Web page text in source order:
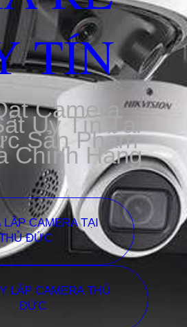
TÍN
Camera
Uy Tín Tại
Sản Phẩm
Chính Hãng
CAMERA TẠI
ĐỨC
LẮP CAMERA THỦ
ĐỨC